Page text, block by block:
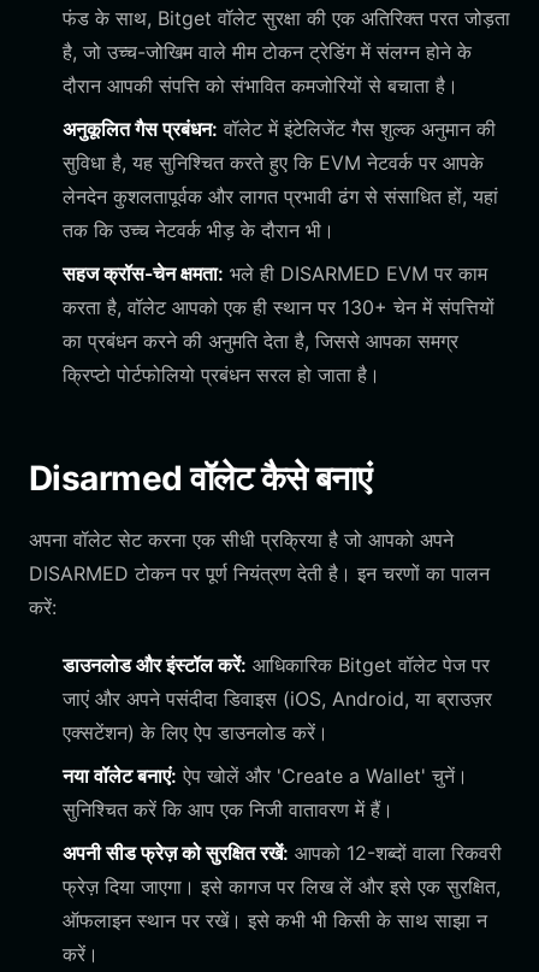
फंड के साथ, Bitget वॉलेट सुरक्षा की एक अतिरिक्त परत जोड़ता
है, जो उच्च-जोखिम वाले मीम टोकन ट्रेडिंग में संलग्न होने के
दौरान आपकी संपत्ति को संभावित कमजोरियों से बचाता है।
अनुकूलित गैस प्रबंधन: वॉलेट में इंटेलिजेंट गैस शुल्क अनुमान की
सुविधा है, यह सुनिश्चित करते हुए कि EVM नेटवर्क पर आपके
लेनदेन कुशलतापूर्वक और लागत प्रभावी ढंग से संसाधित हों, यहां
तक ​​कि उच्च नेटवर्क भीड़ के दौरान भी।
सहज क्रॉस-चेन क्षमता: भले ही DISARMED EVM पर काम
करता है, वॉलेट आपको एक ही स्थान पर 130+ चेन में संपत्तियों
का प्रबंधन करने की अनुमति देता है, जिससे आपका समग्र
क्रिप्टो पोर्टफोलियो प्रबंधन सरल हो जाता है।
Disarmed वॉलेट कैसे बनाएं
अपना वॉलेट सेट करना एक सीधी प्रक्रिया है जो आपको अपने
DISARMED टोकन पर पूर्ण नियंत्रण देती है। इन चरणों का पालन
करें:
डाउनलोड और इंस्टॉल करें: आधिकारिक Bitget वॉलेट पेज पर
जाएं और अपने पसंदीदा डिवाइस (iOS, Android, या ब्राउज़र
एक्सटेंशन) के लिए ऐप डाउनलोड करें।
नया वॉलेट बनाएं: ऐप खोलें और 'Create a Wallet' चुनें।
सुनिश्चित करें कि आप एक निजी वातावरण में हैं।
अपनी सीड फ्रेज़ को सुरक्षित रखें: आपको 12-शब्दों वाला रिकवरी
फ्रेज़ दिया जाएगा। इसे कागज पर लिख लें और इसे एक सुरक्षित,
ऑफलाइन स्थान पर रखें। इसे कभी भी किसी के साथ साझा न
करें।